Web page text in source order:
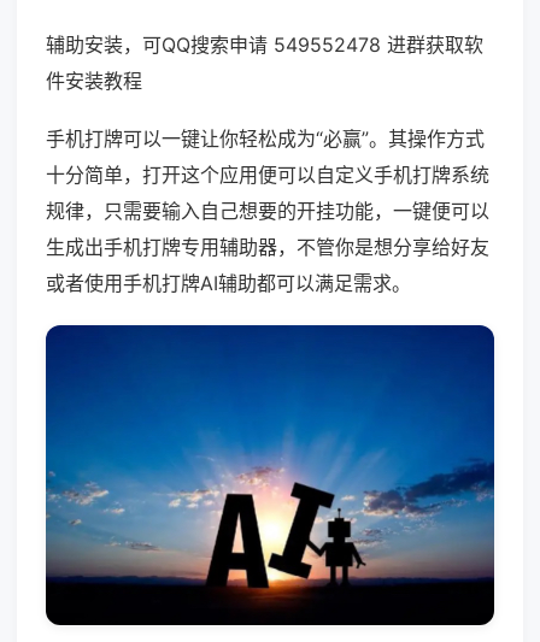
辅助安装，可QQ搜索申请 549552478 进群获取软
件安装教程
手机打牌可以一键让你轻松成为“必赢”。其操作方式
十分简单，打开这个应用便可以自定义手机打牌系统
规律，只需要输入自己想要的开挂功能，一键便可以
生成出手机打牌专用辅助器，不管你是想分享给好友
或者使用手机打牌AI辅助都可以满足需求。